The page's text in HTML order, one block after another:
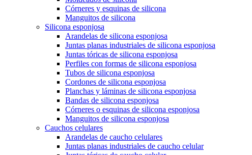
Córneres y esquinas de silicona
Manguitos de silicona
Silicona esponjosa
Arandelas de silicona esponjosa
Juntas planas industriales de silicona esponjosa
Juntas tóricas de silicona esponjosa
Perfiles con formas de silicona esponjosa
Tubos de silicona esponjosa
Cordones de silicona esponjosa
Planchas y láminas de silicona esponjosa
Bandas de silicona esponjosa
Córneres o esquinas de silicona esponjosa
Manguitos de silicona esponjosa
Cauchos celulares
Arandelas de caucho celulares
Juntas planas industriales de caucho celular